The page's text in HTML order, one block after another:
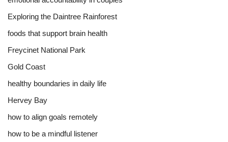
Exploring the Daintree Rainforest
foods that support brain health
Freycinet National Park
Gold Coast
healthy boundaries in daily life
Hervey Bay
how to align goals remotely
how to be a mindful listener